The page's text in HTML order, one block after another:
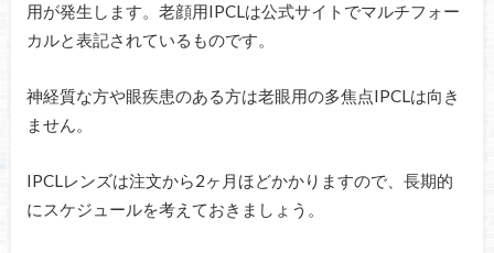
用が発生します。老顔用IPCLは公式サイトでマルチフォー
カルと表記されているものです。
神経質な方や眼疾患のある方は老眼用の多焦点IPCLは向き
ません。
IPCLレンズは注文から2ヶ月ほどかかりますので、長期的
にスケジュールを考えておきましょう。